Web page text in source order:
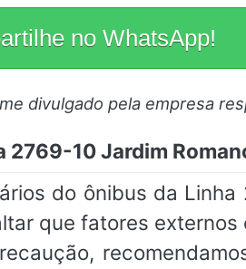
no WhatsApp!
divulgado pela empresa
10 Jardim
do ônibus da
que fatores